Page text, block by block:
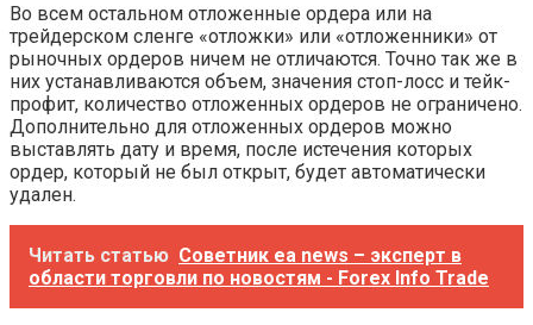
Во всем остальном отложенные ордера или на
трейдерском сленге «отложки» или «отложенники» от
рыночных ордеров ничем не отличаются. Точно так же в
них устанавливаются объем, значения стоп-лосс и тейк-
профит, количество отложенных ордеров не ограничено.
Дополнительно для отложенных ордеров можно
выставлять дату и время, после истечения которых
ордер, который не был открыт, будет автоматически
удален.
Читать статью Советник ea news – эксперт в
области торговли по новостям - Forex Info Trade